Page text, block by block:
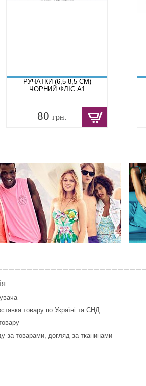
РУЧАТКИ (6,5-8,5 СМ)
ЧОРНИЙ ФЛІС A1
80 грн.
товару по Україні та СНД
за товарами, догляд за тканинами